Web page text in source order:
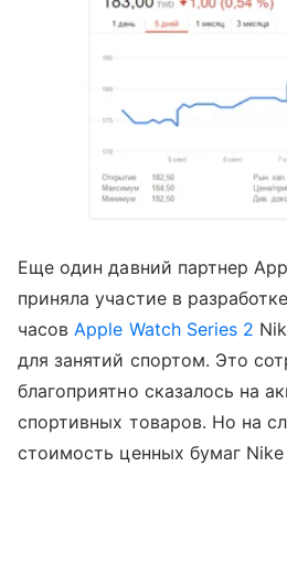
Еще один давний партнер
приняла участие в
часов Apple Watch Series 2
для занятий спортом. Это
благоприятно сказалось на
спортивных товаров. Но на
стоимость ценных бумаг